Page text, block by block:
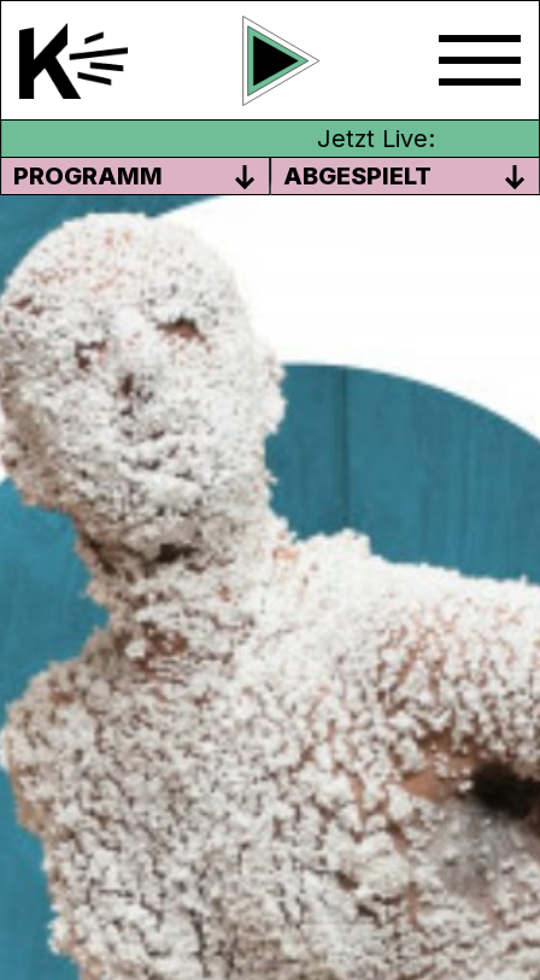
Jetzt Live:
PROGRAMM
ABGESPIELT
FESTIVALRADIO CIRQU’8
Endlich wieder mit dem Sendebus an ein
Festival fahren! Wir sind während dem
cirqu’8 live vor Ort. Besuche unseren
Sendebus oder hol dir die Festivalstimmung
an folgenden Daten in die gute Stube:
Do., 10. Juni, Stadtmuseum:
17:00 bis 18:00 Uhr, K wie Kontakt mit
Michel Walde und Reto Fischer
18:00 bis 19:00 Uhr, K wie Kultur mit Sophie
De Stefani und Heiko Hohler
Fr., 11. Juni, Stadtmuseum:
17:30 bis 19:00 Uhr, Komet mit Sophie De
Stefani und Heiko Hohler
20:00 bis 22:00 Uhr, Steiner gegen Rütti mit